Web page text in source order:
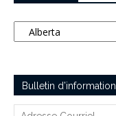
Catégories
Bulletin d’information